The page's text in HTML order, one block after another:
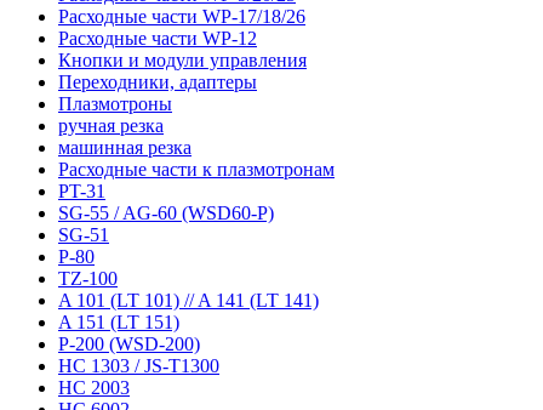
Расходные части WP-17/18/26
Расходные части WP-12
Кнопки и модули управления
Переходники, адаптеры
Плазмотроны
ручная резка
машинная резка
Расходные части к плазмотронам
PT-31
SG-55 / AG-60 (WSD60-P)
SG-51
P-80
TZ-100
A 101 (LT 101) // A 141 (LT 141)
A 151 (LT 151)
P-200 (WSD-200)
HC 1303 / JS-T1300
HC 2003